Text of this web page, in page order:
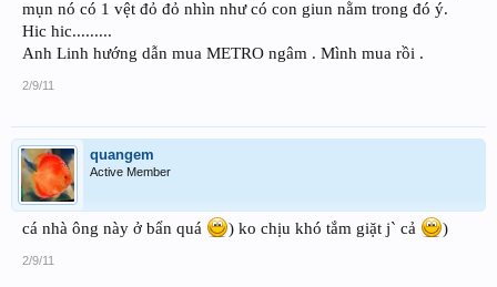
mụn nó có 1 vệt đỏ đỏ nhìn như có con giun nằm trong đó ý.
Hic hic.........
Anh Linh hướng dẫn mua METRO ngâm . Mình mua rồi .
2/9/11
quangem
Active Member
cá nhà ông này ở bẩn quá ) ko chịu khó tắm giặt j` cả )
2/9/11